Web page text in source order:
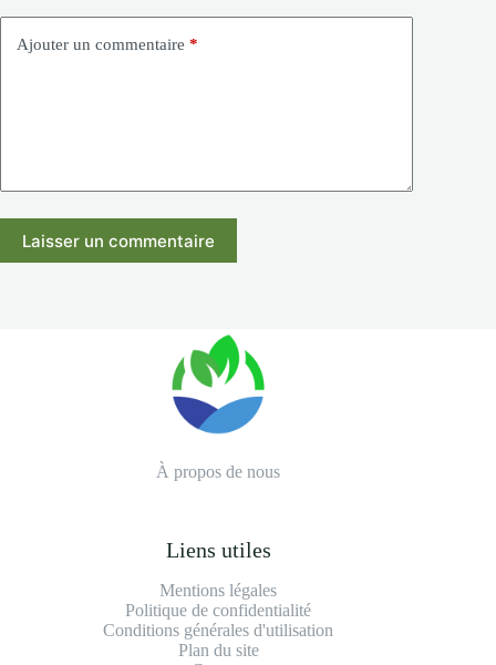
Ajouter un commentaire *
Laisser un commentaire
À propos de nous
Liens utiles
Mentions légales
Politique de confidentialité
Conditions générales d'utilisation
Plan du site